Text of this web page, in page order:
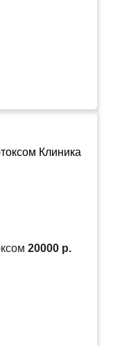
20000 р.